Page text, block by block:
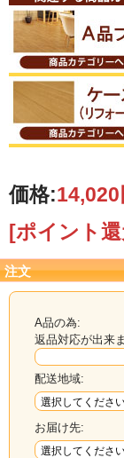
価格:14,020
[ポイント
注文
A品の為:
返品対応が出来
配送地域:
お届け先: